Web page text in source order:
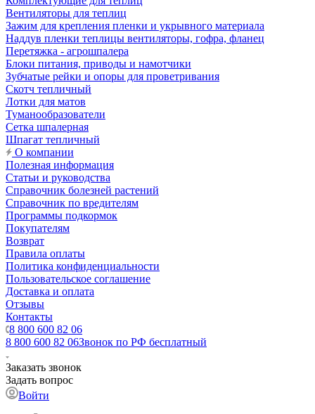
Вентиляторы для теплиц
Зажим для крепления пленки и укрывного материала
Наддув пленки теплицы вентиляторы, гофра, фланец
Перетяжка - агрошпалера
Блоки питания, приводы и намотчики
Зубчатые рейки и опоры для проветривания
Скотч тепличный
Лотки для матов
Туманообразователи
Сетка шпалерная
Шпагат тепличный
О компании
Полезная информация
Статьи и руководства
Справочник болезней растений
Справочник по вредителям
Программы подкормок
Покупателям
Возврат
Правила оплаты
Политика конфиденциальности
Пользовательское соглашение
Доставка и оплата
Отзывы
Контакты
8 800 600 82 06
8 800 600 82 06Звонок по РФ бесплатный
Заказать звонок
Задать вопрос
Войти